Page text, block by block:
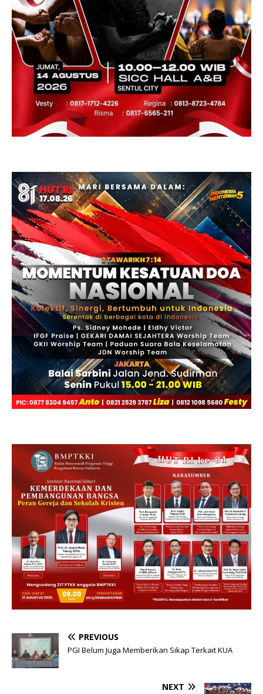
PREVIOUS
PGI Belum Juga Memberikan Sikap Terkait KUA
NEXT